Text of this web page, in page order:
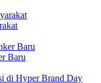
Baru